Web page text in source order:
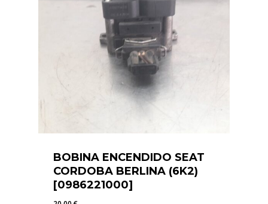
BOBINA ENCENDIDO SEAT
CORDOBA BERLINA (6K2)
[0986221000]